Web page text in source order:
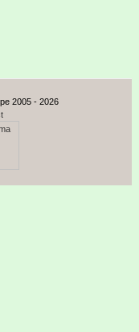
2005 - 2026